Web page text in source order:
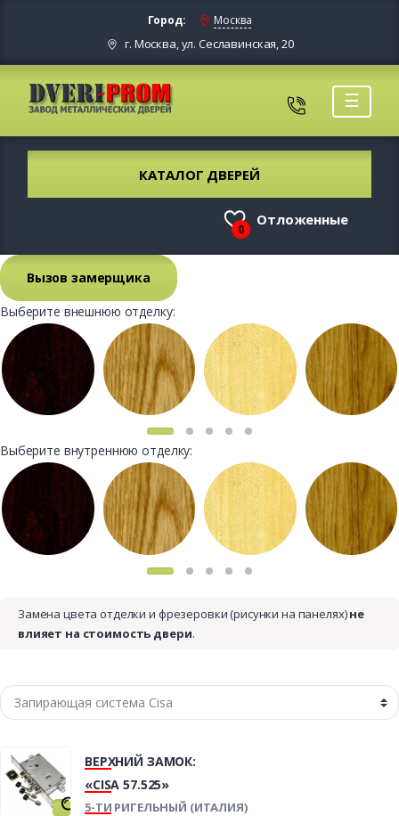
Город: Москва
г. Москва, ул. Сеславинская, 20
☰
КАТАЛОГ ДВЕРЕЙ
0
Отложенные
Вызов замерщика
Выберите внешнюю отделку:
Выберите внутреннюю отделку:
Замена цвета отделки и фрезеровки (рисунки на панелях)не
влияет на стоимость двери.
ВЕРХНИЙ ЗАМОК:
«CISA 57.525»
5-ТИ РИГЕЛЬНЫЙ (ИТАЛИЯ)